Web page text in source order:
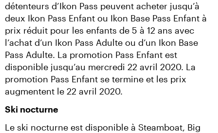
détenteurs d’Ikon Pass peuvent acheter jusqu’à
deux Ikon Pass Enfant ou Ikon Base Pass Enfant à
prix réduit pour les enfants de 5 à 12 ans avec
l’achat d’un Ikon Pass Adulte ou d’un Ikon Base
Pass Adulte. La promotion Pass Enfant est
disponible jusqu’au mercredi 22 avril 2020. La
promotion Pass Enfant se termine et les prix
augmentent le 22 avril 2020.
Ski nocturne
Le ski nocturne est disponible à Steamboat, Big